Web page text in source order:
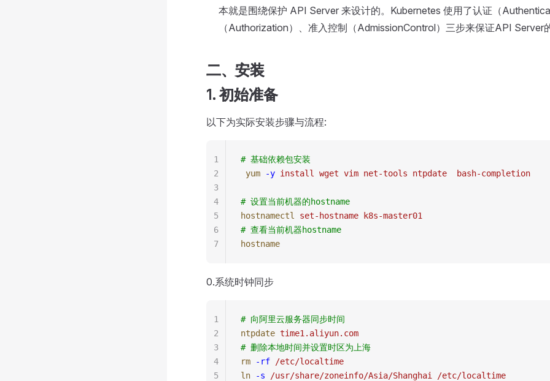
本就是围绕保护 API Server 来设计的。Kubernetes 使用了认证（
（Authorization）、准入控制（AdmissionControl）三步来保证API Server
二、安装
1. 初始准备
以下为实际安装步骤与流程:
# 基础依赖包安装
yum -y install wget vim net-tools ntpdate
  bash-completion
# 设置当前机器的hostname
hostnamectl
set-hostname k8s-master01
# 查看当前机器hostname
hostname
1
2
3
4
5
6
7
0.系统时钟同步
# 向阿里云服务器同步时间
ntpdate time1.aliyun.com
# 删除本地时间并设置时区为上海
rm -rf /etc/localtime
ln -s /usr/share/zoneinfo/Asia/Shanghai
/etc/localtime
1
2
3
4
5